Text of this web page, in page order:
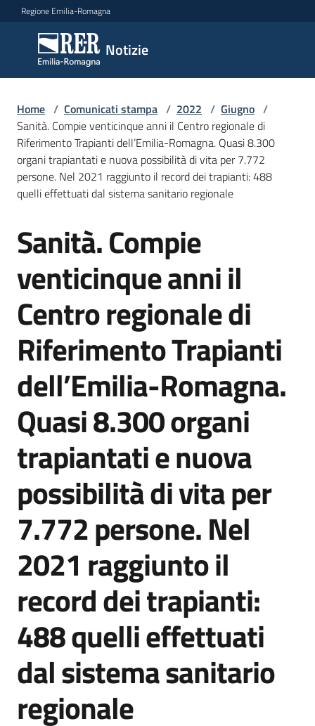
Vai al contenuto
Vai alla navigazione
Vai al footer
Regione Emilia-Romagna
Notizie
Notizie
Comunicati
stampa
Menu selezionato
Cerca
un
comunicato
Risorse
Agenzia
di
informazione
comunicazione
Seguici
su
Home / Comunicati stampa / 2022 / Giugno /
Sanità. Compie venticinque anni il Centro regionale di
Riferimento Trapianti dell’Emilia-Romagna. Quasi 8.300
organi trapiantati e nuova possibilità di vita per 7.772
persone. Nel 2021 raggiunto il record dei trapianti: 488
quelli effettuati dal sistema sanitario regionale
Salta al contenuto
Sanità. Compie
venticinque anni il
Centro regionale di
Riferimento Trapianti
dell’Emilia-Romagna.
Quasi 8.300 organi
trapiantati e nuova
possibilità di vita per
7.772 persone. Nel
2021 raggiunto il
record dei trapianti:
488 quelli effettuati
dal sistema sanitario
regionale